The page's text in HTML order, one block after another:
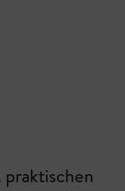
praktischen